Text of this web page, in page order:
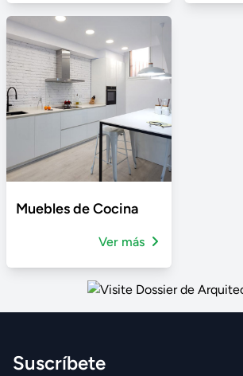
Muebles de Cocina
Ver más
Suscríbete